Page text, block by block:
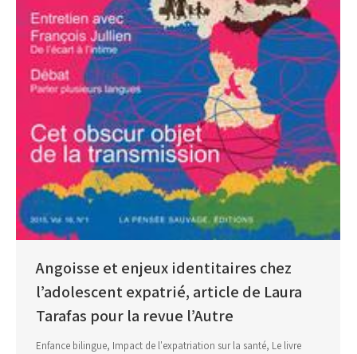
Angoisse et enjeux identitaires chez
l’adolescent expatrié, article de Laura
Tarafas pour la revue l’Autre
Enfance bilingue, Impact de l'expatriation sur la santé, Le livre